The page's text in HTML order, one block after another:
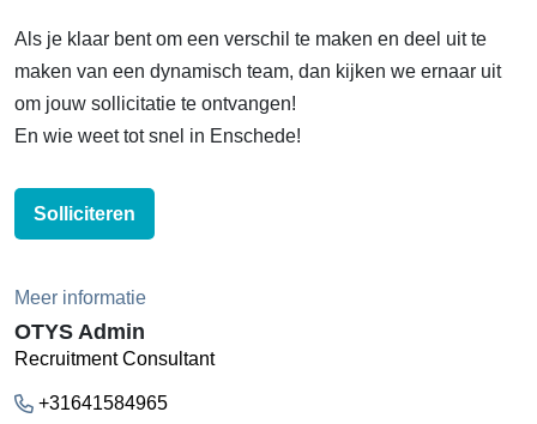
Als je klaar bent om een verschil te maken en deel uit te
maken van een dynamisch team, dan kijken we ernaar uit
om jouw sollicitatie te ontvangen!
En wie weet tot snel in Enschede!
Solliciteren
Meer informatie
OTYS Admin
Recruitment Consultant
+31641584965